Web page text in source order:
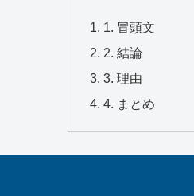
1. 冒頭文
2. 結論
3. 理由
4. まとめ